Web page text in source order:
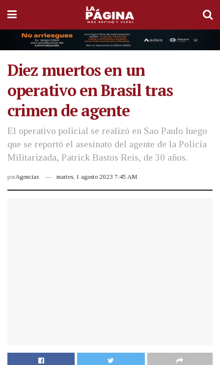
Diez muertos en un
operativo en Brasil tras
crimen de agente
El operativo policial se realizó en Sao Paulo luego
que se reportó el asesinato del agente de la Policía
Militarizada, Patrick Bastos Reis, de 30 años.
porAgencias martes, 1 agosto 2023 7:45 AM